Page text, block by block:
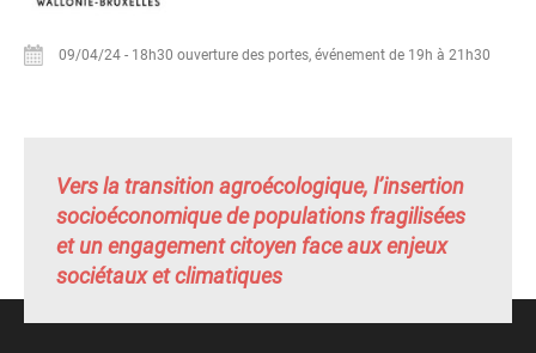
09/04/24 - 18h30 ouverture des portes, événement de 19h à 21h30
Vers la transition agroécologique, l’insertion
socioéconomique de populations fragilisées
et un engagement citoyen face aux enjeux
sociétaux et climatiques